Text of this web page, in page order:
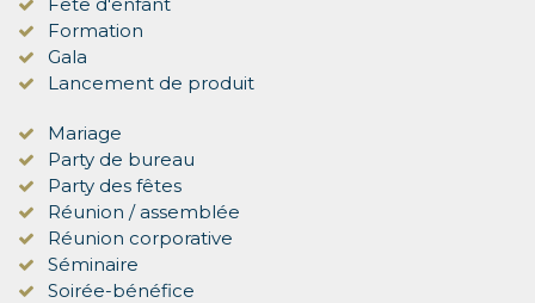
Formation
Gala
Lancement de produit
Mariage
Party de bureau
Party des fêtes
Réunion / assemblée
Réunion corporative
Séminaire
Soirée-bénéfice